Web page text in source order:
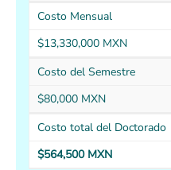
Costo Mensual
$13,330,000 MXN
Costo del Semestre
$80,000 MXN
Costo total del Doctorado
$564,500 MXN